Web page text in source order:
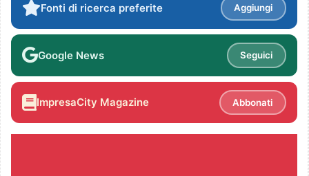
Fonti di ricerca preferite Aggiungi
Google News Seguici
ImpresaCity Magazine Abbonati